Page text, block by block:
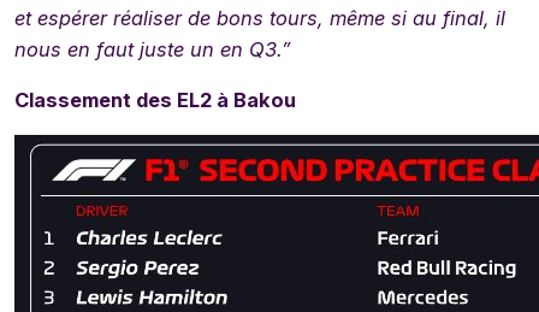
et espérer réaliser de bons tours, même si au final, il
nous en faut juste un en Q3.”
Classement des EL2 à Bakou